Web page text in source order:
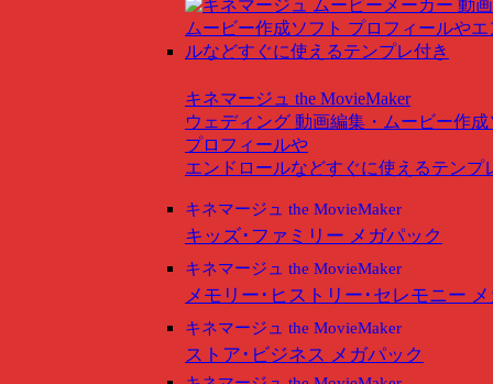
キネマージュ the MovieMaker
ウェディング 動画編集・ムービー作成
プロフィールや
エンドロールなどすぐに使えるテンプ
キネマージュ the MovieMaker
キッズ･ファミリー メガパック
キネマージュ the MovieMaker
メモリー･ヒストリー･セレモニー
キネマージュ the MovieMaker
ストア･ビジネス メガパック